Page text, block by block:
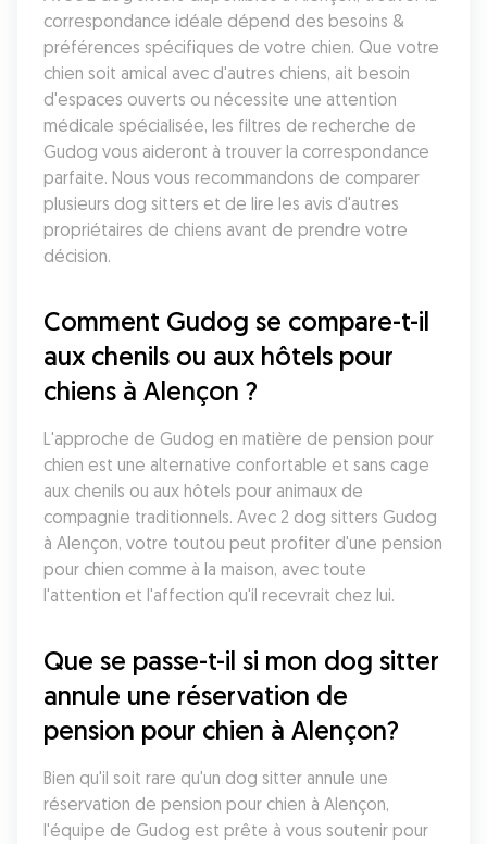
correspondance idéale dépend des besoins &
préférences spécifiques de votre chien. Que votre
chien soit amical avec d'autres chiens, ait besoin
d'espaces ouverts ou nécessite une attention
médicale spécialisée, les filtres de recherche de
Gudog vous aideront à trouver la correspondance
parfaite. Nous vous recommandons de comparer
plusieurs dog sitters et de lire les avis d'autres
propriétaires de chiens avant de prendre votre
décision.
Comment Gudog se compare-t-il
aux chenils ou aux hôtels pour
chiens à Alençon ?
L'approche de Gudog en matière de pension pour
chien est une alternative confortable et sans cage
aux chenils ou aux hôtels pour animaux de
compagnie traditionnels. Avec 2 dog sitters Gudog
à Alençon, votre toutou peut profiter d'une pension
pour chien comme à la maison, avec toute
l'attention et l'affection qu'il recevrait chez lui.
Que se passe-t-il si mon dog sitter
annule une réservation de
pension pour chien à Alençon?
Bien qu'il soit rare qu'un dog sitter annule une
réservation de pension pour chien à Alençon,
l'équipe de Gudog est prête à vous soutenir pour